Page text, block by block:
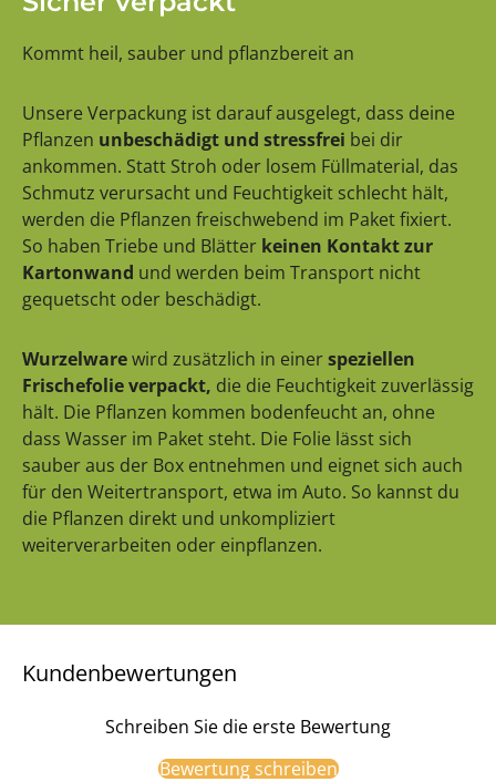
Kommt heil, sauber und pflanzbereit an
Unsere Verpackung ist darauf ausgelegt, dass deine
Pflanzen unbeschädigt und stressfrei bei dir
ankommen. Statt Stroh oder losem Füllmaterial, das
Schmutz verursacht und Feuchtigkeit schlecht hält,
werden die Pflanzen freischwebend im Paket fixiert.
So haben Triebe und Blätter keinen Kontakt zur
Kartonwand und werden beim Transport nicht
gequetscht oder beschädigt.
Wurzelwarewird zusätzlich in einerspeziellen
Frischefolie verpackt, die die Feuchtigkeit zuverlässig
hält. Die Pflanzen kommen bodenfeucht an, ohne
dass Wasser im Paket steht. Die Folie lässt sich
sauber aus der Box entnehmen und eignet sich auch
für den Weitertransport, etwa im Auto. So kannst du
die Pflanzen direkt und unkompliziert
weiterverarbeiten oder einpflanzen.
Kundenbewertungen
Schreiben Sie die erste Bewertung
Bewertung schreiben